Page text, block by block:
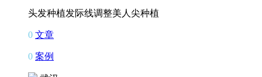
头发种植发际线调整美人尖种植
0 文章
0 案例